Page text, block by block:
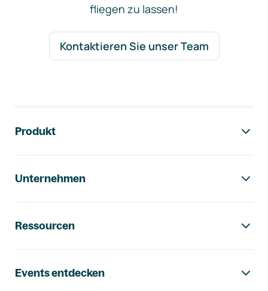
fliegen zu lassen!
Kontaktieren Sie unser Team
Produkt
Unternehmen
Ressourcen
Events entdecken